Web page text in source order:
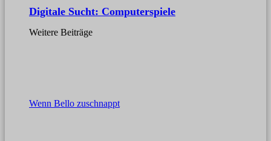
Digitale Sucht: Computerspiele
Weitere Beiträge
Wenn Bello zuschnappt